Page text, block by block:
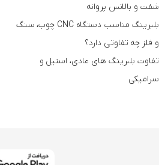
شفت و بالانس پروانه
بلبرینگ مناسب دستگاه CNC چوب، سنگ
و فلز چه تفاوتی دارد؟
تفاوت بلبرینگ های عادی، استیل و
سرامیکی